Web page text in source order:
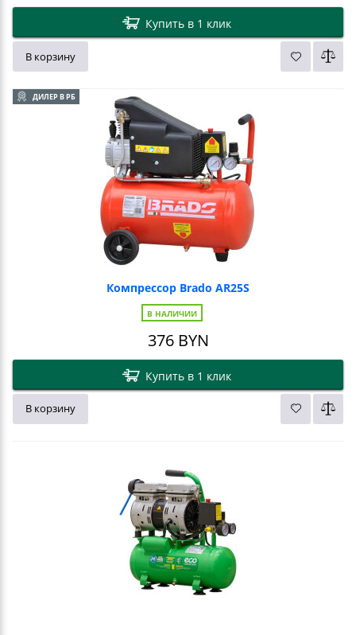
Купить в 1 клик
В корзину
ДИЛЕР В РБ
Компрессор Brado AR25S
В НАЛИЧИИ
376BYN
Купить в 1 клик
В корзину